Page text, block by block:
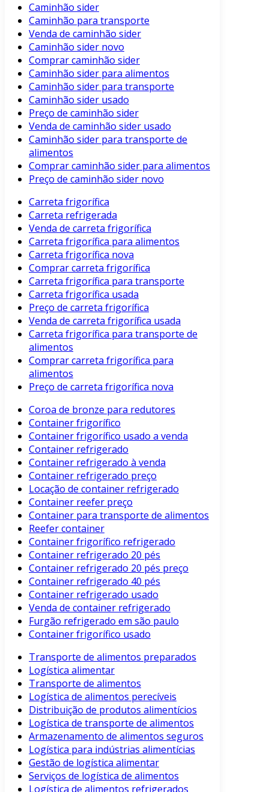
Caminhão sider
Caminhão para transporte
Venda de caminhão sider
Caminhão sider novo
Comprar caminhão sider
Caminhão sider para alimentos
Caminhão sider para transporte
Caminhão sider usado
Preço de caminhão sider
Venda de caminhão sider usado
Caminhão sider para transporte de
alimentos
Comprar caminhão sider para alimentos
Preço de caminhão sider novo
Carreta frigorífica
Carreta refrigerada
Venda de carreta frigorífica
Carreta frigorífica para alimentos
Carreta frigorífica nova
Comprar carreta frigorífica
Carreta frigorífica para transporte
Carreta frigorífica usada
Preço de carreta frigorífica
Venda de carreta frigorífica usada
Carreta frigorífica para transporte de
alimentos
Comprar carreta frigorífica para
alimentos
Preço de carreta frigorífica nova
Coroa de bronze para redutores
Container frigorífico
Container frigorífico usado a venda
Container refrigerado
Container refrigerado à venda
Container refrigerado preço
Locação de container refrigerado
Container reefer preço
Container para transporte de alimentos
Reefer container
Container frigorífico refrigerado
Container refrigerado 20 pés
Container refrigerado 20 pés preço
Container refrigerado 40 pés
Container refrigerado usado
Venda de container refrigerado
Furgão refrigerado em são paulo
Container frigorífico usado
Transporte de alimentos preparados
Logística alimentar
Transporte de alimentos
Logística de alimentos perecíveis
Distribuição de produtos alimentícios
Logística de transporte de alimentos
Armazenamento de alimentos seguros
Logística para indústrias alimentícias
Gestão de logística alimentar
Serviços de logística de alimentos
Logística de alimentos refrigerados